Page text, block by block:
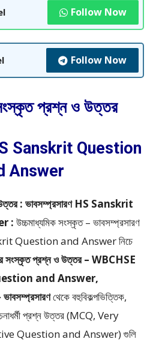
Follow Now
Follow Now
প্রশ্ন ও উত্তর
Sanskrit Question
Answer
উত্তর : ভাবসম্প্রসারণ HS Sanskrit
: উচ্চমাধ্যমিক সংস্কৃত – ভাবসম্প্রসারণ
Question and Answerনিচে
সংস্কৃত প্রশ্ন ও উত্তর – WBCHSE
and Answer,
থেকেবহুবিকল্পভিত্তিক,
প্রশ্ন উত্তর (MCQ, Very
Question and Answer)গুলি